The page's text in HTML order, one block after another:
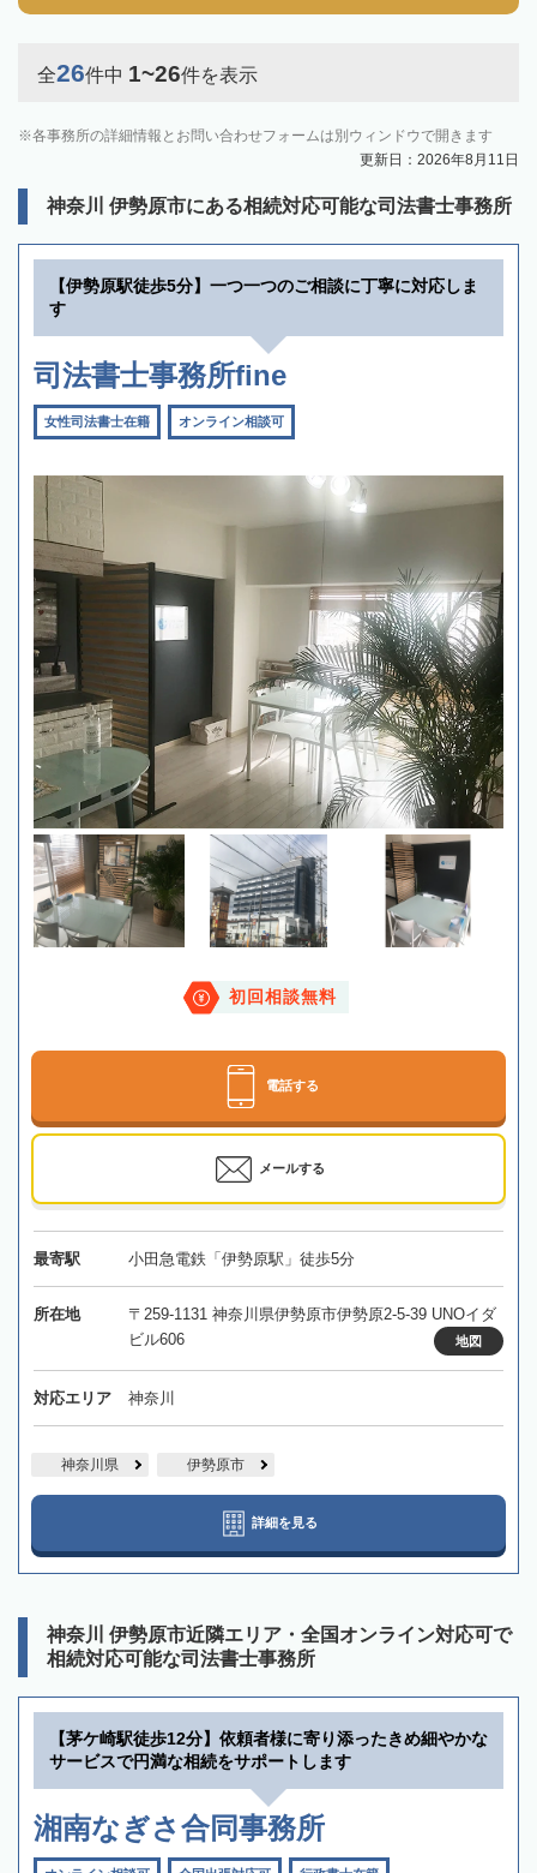
全26件中 1~26件を表示
各事務所の詳細情報とお問い合わせフォームは別ウィンドウで開きます
更新日：2026年8月11日
神奈川 伊勢原市にある相続対応可能な司法書士事務所
【伊勢原駅徒歩5分】一つ一つのご相談に丁寧に対応しま
す
司法書士事務所fine
女性司法書士在籍 オンライン相談可
初回相談無料
電話する
メールする
最寄駅 小田急電鉄「伊勢原駅」徒歩5分
所在地
〒259-1131 神奈川県伊勢原市伊勢原2-5-39 UNOイダ
ビル606
地図
対応エリア 神奈川
神奈川県 伊勢原市
詳細を見る
神奈川 伊勢原市近隣エリア・全国オンライン対応可で
相続対応可能な司法書士事務所
【茅ケ崎駅徒歩12分】依頼者様に寄り添ったきめ細やかな
サービスで円満な相続をサポートします
湘南なぎさ合同事務所